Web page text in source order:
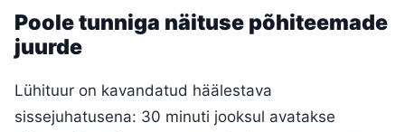
Poole tunniga näituse põhiteemade
juurde
Lühituur on kavandatud häälestava
sissejuhatusena: 30 minuti jooksul avatakse